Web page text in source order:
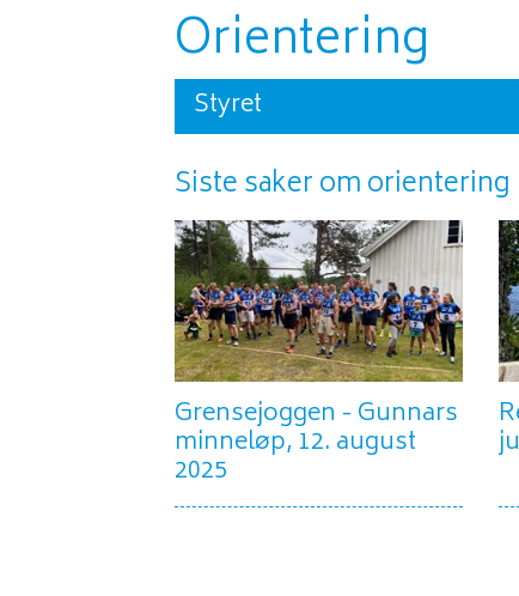
Orientering
Styret
Siste saker om orientering
Grensejoggen - Gunnars
minneløp, 12. august
2025